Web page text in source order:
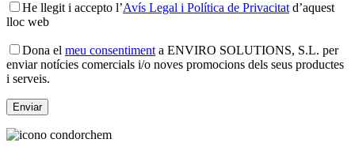
He llegit i accepto l’Avís Legal i Política de Privacitatd’aquest
lloc web
Dona el meu consentimenta ENVIRO SOLUTIONS, S.L. per
enviar notícies comercials i/o noves promocions dels seus productes
i serveis.